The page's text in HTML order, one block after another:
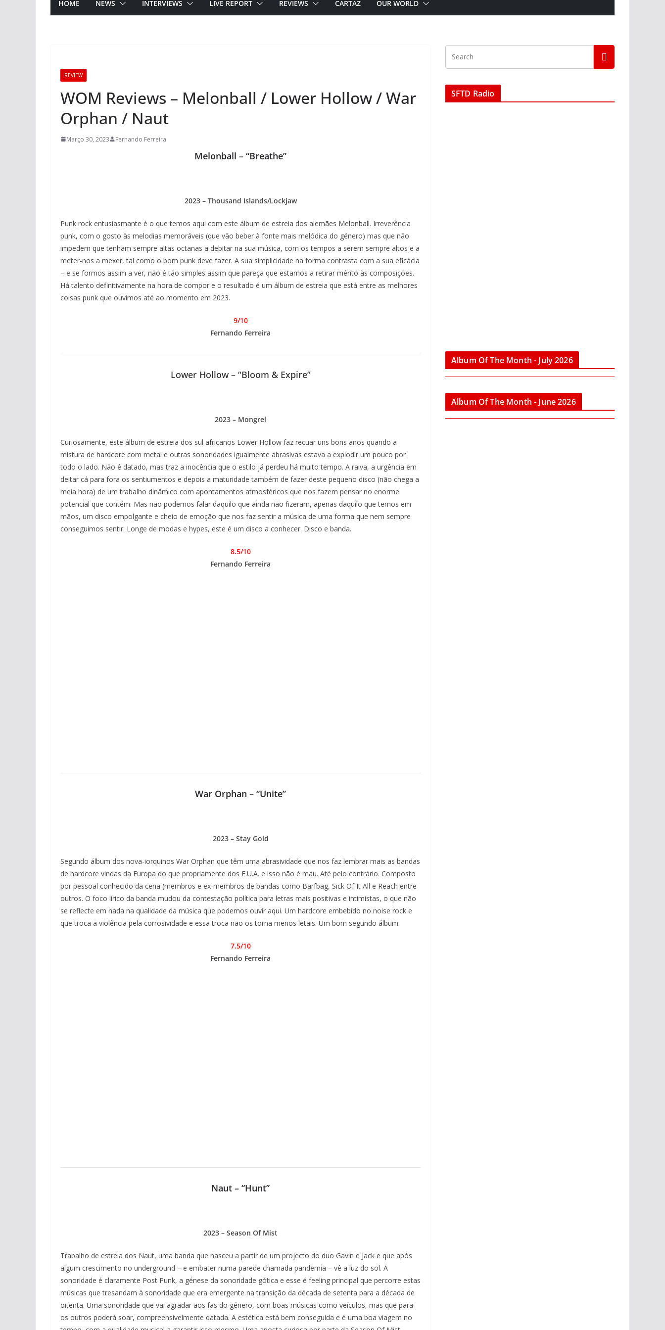
HOME NEWS INTERVIEWS LIVE REPORT REVIEWS CARTAZ OUR WORLD
REVIEW
WOM Reviews – Melonball / Lower Hollow / War
Orphan / Naut
Março 30, 2023 Fernando Ferreira
Melonball – “Breathe”
2023 – Thousand Islands/Lockjaw
Punk rock entusiasmante é o que temos aqui com este álbum de estreia dos alemães Melonball. Irreverência
punk, com o gosto às melodias memoráveis (que vão beber à fonte mais melódica do género) mas que não
impedem que tenham sempre altas octanas a debitar na sua música, com os tempos a serem sempre altos e a
meter-nos a mexer, tal como o bom punk deve fazer. A sua simplicidade na forma contrasta com a sua eficácia
– e se formos assim a ver, não é tão simples assim que pareça que estamos a retirar mérito às composições.
Há talento definitivamente na hora de compor e o resultado é um álbum de estreia que está entre as melhores
coisas punk que ouvimos até ao momento em 2023.
9/10
Fernando Ferreira
Lower Hollow – “Bloom & Expire”
2023 – Mongrel
Curiosamente, este álbum de estreia dos sul africanos Lower Hollow faz recuar uns bons anos quando a
mistura de hardcore com metal e outras sonoridades igualmente abrasivas estava a explodir um pouco por
todo o lado. Não é datado, mas traz a inocência que o estilo já perdeu há muito tempo. A raiva, a urgência em
deitar cá para fora os sentiumentos e depois a maturidade também de fazer deste pequeno disco (não chega a
meia hora) de um trabalho dinâmico com apontamentos atmosféricos que nos fazem pensar no enorme
potencial que contém. Mas não podemos falar daquilo que ainda não fizeram, apenas daquilo que temos em
mãos, um disco empolgante e cheio de emoção que nos faz sentir a música de uma forma que nem sempre
conseguimos sentir. Longe de modas e hypes, este é um disco a conhecer. Disco e banda.
8.5/10
Fernando Ferreira
War Orphan – “Unite”
2023 – Stay Gold
Segundo álbum dos nova-iorquinos War Orphan que têm uma abrasividade que nos faz lembrar mais as bandas
de hardcore vindas da Europa do que propriamente dos E.U.A. e isso não é mau. Até pelo contrário. Composto
por pessoal conhecido da cena (membros e ex-membros de bandas como Barfbag, Sick Of It All e Reach entre
outros. O foco lírico da banda mudou da contestação política para letras mais positivas e intimistas, o que não
se reflecte em nada na qualidade da música que podemos ouvir aqui. Um hardcore embebido no noise rock e
que troca a violência pela corrosividade e essa troca não os torna menos letais. Um bom segundo álbum.
7.5/10
Fernando Ferreira
Naut – “Hunt”
2023 – Season Of Mist
Trabalho de estreia dos Naut, uma banda que nasceu a partir de um projecto do duo Gavin e Jack e que após
algum crescimento no underground – e embater numa parede chamada pandemia – vê a luz do sol. A
sonoridade é claramente Post Punk, a génese da sonoridade gótica e esse é feeling principal que percorre estas
músicas que tresandam à sonoridade que era emergente na transição da década de setenta para a década de
oitenta. Uma sonoridade que vai agradar aos fãs do género, com boas músicas como veículos, mas que para
os outros poderá soar, compreensivelmente datada. A estética está bem conseguida e é uma boa viagem no
SFTD Radio
Album Of The Month - July 2026
Album Of The Month - June 2026